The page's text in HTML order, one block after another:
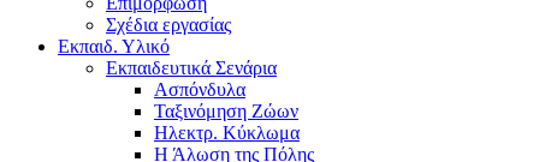
Σχέδια εργασίας
Εκπαιδ. Υλικό
Εκπαιδευτικά Σενάρια
Ασπόνδυλα
Ταξινόμηση Ζώων
Ηλεκτρ. Κύκλωμα
Η Άλωση της Πόλης